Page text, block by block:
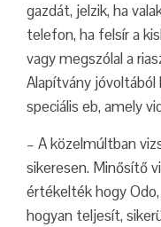
gazdát, jelzik, ha
telefon, ha felsír a
vagy megszólal a
Alapítvány jóvoltából
speciális eb, amely
– A közelmúltban
sikeresen. Minősítő
értékelték hogy
hogyan teljesít,